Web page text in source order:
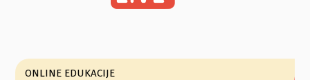
ONLINE EDUKACIJE